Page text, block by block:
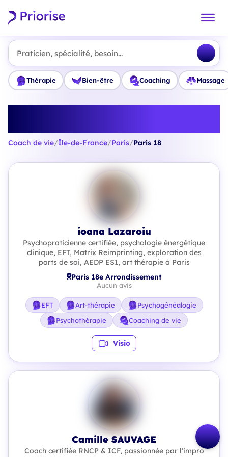
Praticien, spécialité, besoin...
Thérapie Bien-être Coaching Massage
Coach de vie/Île-de-France/Paris/Paris 18
ioana Lazaroiu
Psychopraticienne certifiée, psychologie énergétique
clinique, EFT, Matrix Reimprinting, exploration des
parts de soi, AEDP ES1, art thérapie à Paris
Paris 18e Arrondissement
Aucun avis
EFT Art-thérapie
Psychogénéalogie
Psychothérapie
Coaching de vie
Visio
Camille SAUVAGE
Coach certifiée RNCP & ICF, passionnée par l'impro